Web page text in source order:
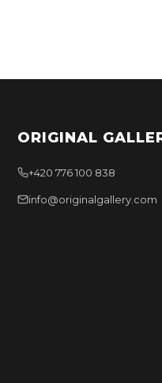
ORIGINAL
+420 776 100 838
info@originalgallery.com